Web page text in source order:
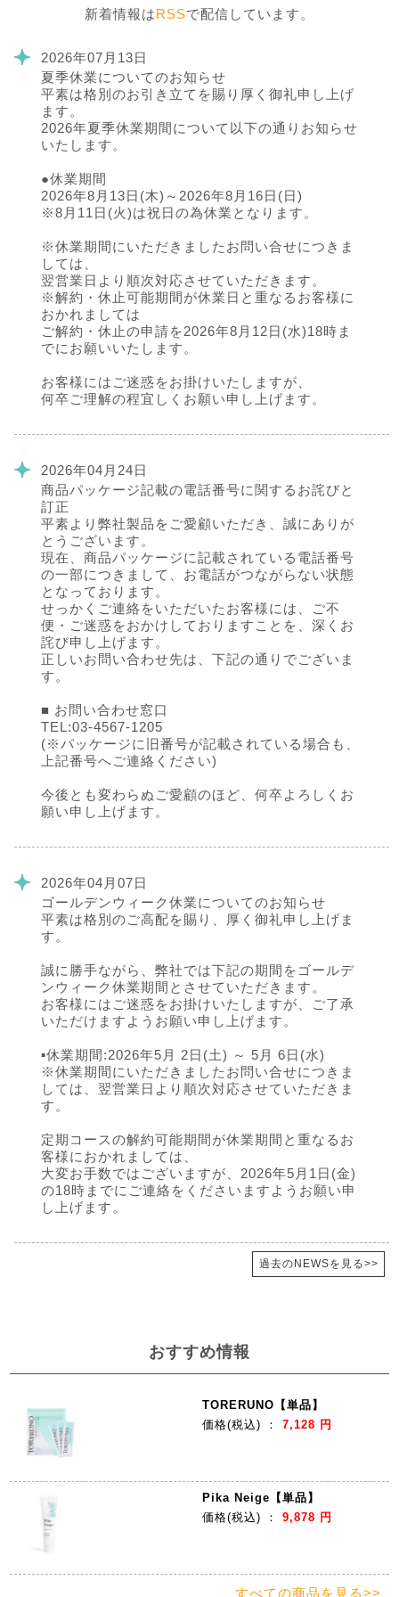
新着情報はRSSで配信しています。
2026年07月13日
夏季休業についてのお知らせ
平素は格別のお引き立てを賜り厚く御礼申し上げ
ます。
2026年夏季休業期間について以下の通りお知らせ
いたします。
●休業期間
2026年8月13日(木)～2026年8月16日(日)
※8月11日(火)は祝日の為休業となります。
※休業期間にいただきましたお問い合せにつきま
しては、
翌営業日より順次対応させていただきます。
※解約・休止可能期間が休業日と重なるお客様に
おかれましては
ご解約・休止の申請を2026年8月12日(水)18時ま
でにお願いいたします。
お客様にはご迷惑をお掛けいたしますが、
何卒ご理解の程宜しくお願い申し上げます。
2026年04月24日
商品パッケージ記載の電話番号に関するお詫びと
訂正
平素より弊社製品をご愛顧いただき、誠にありが
とうございます。
現在、商品パッケージに記載されている電話番号
の一部につきまして、お電話がつながらない状態
となっております。
せっかくご連絡をいただいたお客様には、ご不
便・ご迷惑をおかけしておりますことを、深くお
詫び申し上げます。
正しいお問い合わせ先は、下記の通りでございま
す。
■ お問い合わせ窓口
TEL:03-4567-1205
(※パッケージに旧番号が記載されている場合も、
上記番号へご連絡ください)
今後とも変わらぬご愛顧のほど、何卒よろしくお
願い申し上げます。
2026年04月07日
ゴールデンウィーク休業についてのお知らせ
平素は格別のご高配を賜り、厚く御礼申し上げま
す。
誠に勝手ながら、弊社では下記の期間をゴールデ
ンウィーク休業期間とさせていただきます。
お客様にはご迷惑をお掛けいたしますが、ご了承
いただけますようお願い申し上げます。
▪️休業期間:2026年5月 2日(土) ～ 5月 6日(水)
※休業期間にいただきましたお問い合せにつきま
しては、翌営業日より順次対応させていただきま
す。
定期コースの解約可能期間が休業期間と重なるお
客様におかれましては、
大変お手数ではございますが、2026年5月1日(金)
の18時までにご連絡をくださいますようお願い申
し上げます。
過去のNEWSを見る>>
おすすめ情報
TORERUNO【単品】
価格(税込) ： 7,128 円
Pika Neige【単品】
価格(税込) ： 9,878 円
すべての商品を見る>>